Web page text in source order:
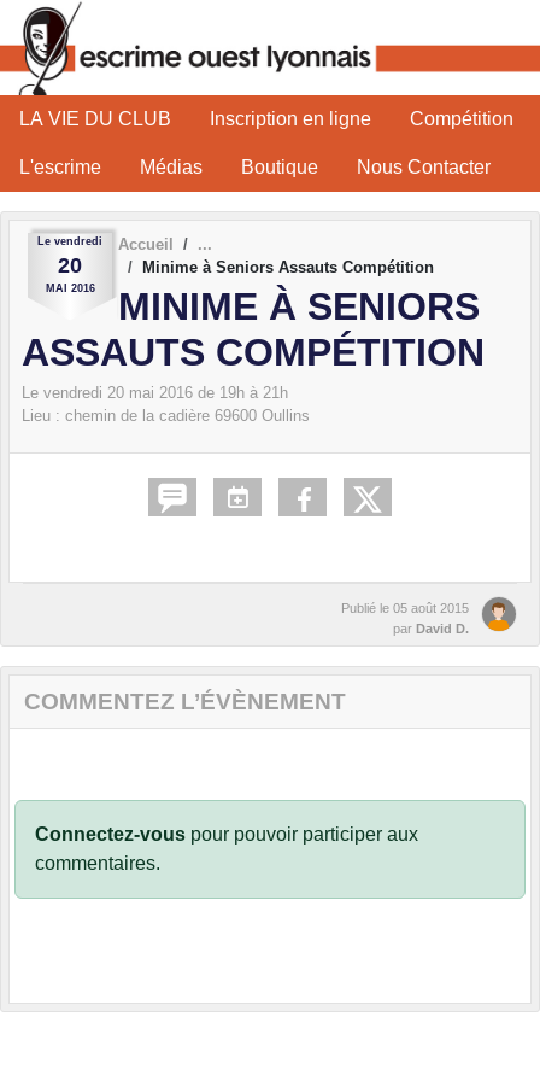
LA VIE DU CLUB Inscription en ligne Compétition
L'escrime Médias Boutique Nous Contacter
Le vendredi
20
MAI 2016
Accueil
Minime à Seniors Assauts Compétition
MINIME À SENIORS
ASSAUTS COMPÉTITION
Le vendredi 20 mai 2016 de 19h à 21h
Lieu : chemin de la cadière 69600 Oullins
Publié le 05 août 2015
par David D.
COMMENTEZ L’ÉVÈNEMENT
Connectez-vous pour pouvoir participer aux
commentaires.
Panneau de gestion des cookies